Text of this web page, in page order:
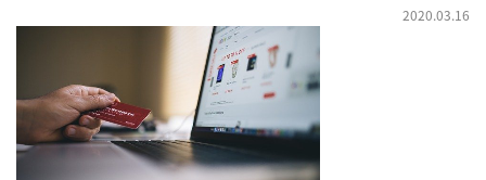
2020.03.16